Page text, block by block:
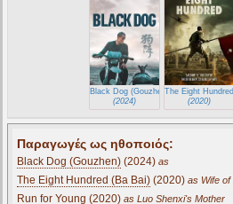
Black Dog (Gouzhen)
(2024)
The Eight
(2020)
Παραγωγές ως ηθοποιός:
Black Dog (Gouzhen) (2024) as
The Eight Hundred (Ba Bai) (2020) as Wife
Run for Young (2020) as Luo Shenxi's Mother